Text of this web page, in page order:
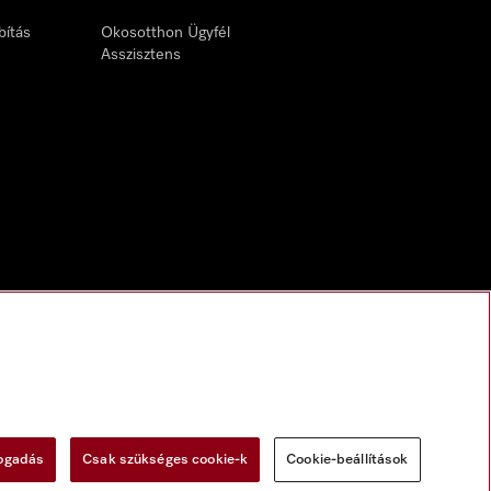
Okosotthon Ügyfél
Asszisztens
Csak szükséges cookie-k Cookie-beállítások